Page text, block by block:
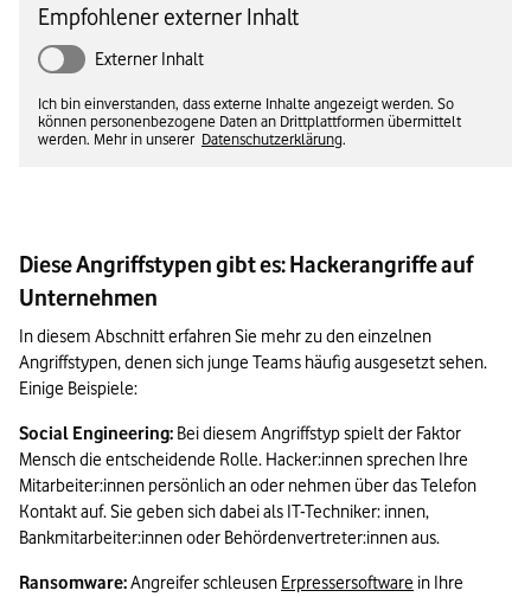
Empfohlener externer Inhalt
Externer Inhalt
Ich bin einverstanden, dass externe Inhalte angezeigt werden. So
können personenbezogene Daten an Drittplattformen übermittelt
werden. Mehr in unserer Datenschutzerklärung.
Diese Angriffstypen gibt es: Hackerangriffe auf
Unternehmen
In diesem Abschnitt erfahren Sie mehr zu den einzelnen
Angriffstypen, denen sich junge Teams häufig ausgesetzt sehen.
Einige Beispiele:
Social Engineering: Bei diesem Angriffstyp spielt der Faktor
Mensch die entscheidende Rolle. Hacker:innen sprechen Ihre
Mitarbeiter:innen persönlich an oder nehmen über das Telefon
Kontakt auf. Sie geben sich dabei als IT-Techniker: innen,
Bankmitarbeiter:innen oder Behördenvertreter:innen aus.
Ransomware: Angreifer schleusen Erpressersoftware in Ihre